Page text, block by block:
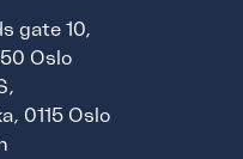
gate 10,
Oslo
0115 Oslo